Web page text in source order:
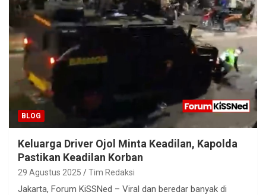
BLOG
Keluarga Driver Ojol Minta Keadilan, Kapolda
Pastikan Keadilan Korban
29 Agustus 2025 Tim Redaksi
Jakarta, Forum KiSSNed – Viral dan beredar banyak di